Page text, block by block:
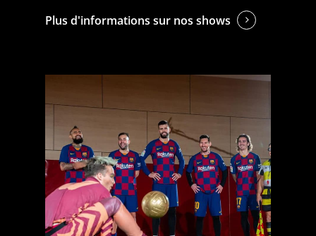
Plus d'informations sur nos shows